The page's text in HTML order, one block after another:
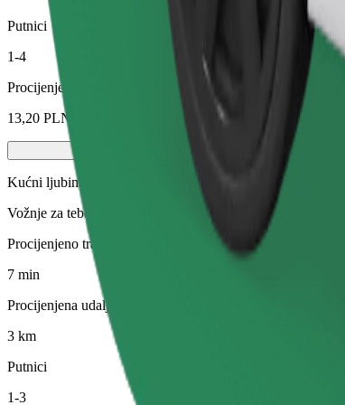
Putnici
1-4
Procijenjena cijena
13,20 PLN
Kućni ljubimci
Vožnje za tebe i tvog ljubimca. Psi moraju nositi brnjicu,
Procijenjeno trajanje putovanja
7 min
Procijenjena udaljenost
3 km
Putnici
1-3